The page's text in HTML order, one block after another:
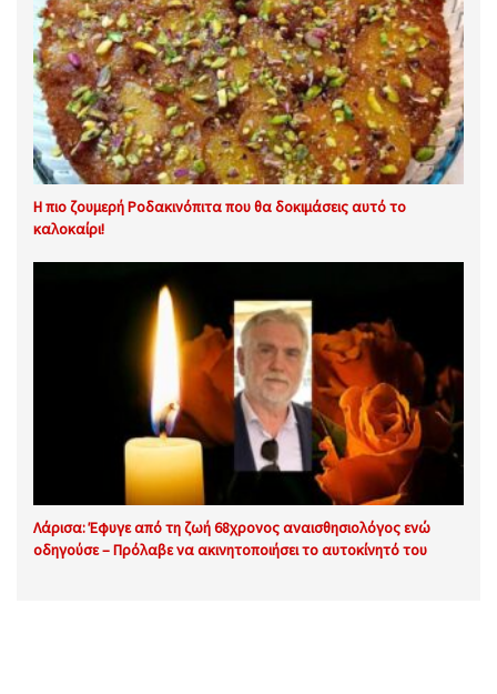
Η πιο ζουμερή Ροδακινόπιτα που θα δοκιμάσεις αυτό το
καλοκαίρι!
Λάρισα: Έφυγε από τη ζωή 68χρονος αναισθησιολόγος ενώ
οδηγούσε – Πρόλαβε να ακινητοποιήσει το αυτοκίνητό του